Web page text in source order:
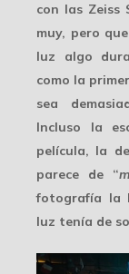
con las Zeiss
muy, pero
luz algo
como la
sea
Incluso la
película, la
parece de “
fotografía la
luz tenía de